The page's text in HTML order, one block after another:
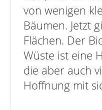
von wenigen
Bäumen. Jetzt
Flächen. Der
Wüste ist eine
die aber auch
Hoffnung mit